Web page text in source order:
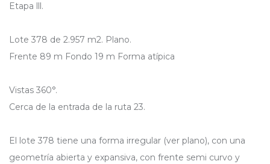
Etapa lll.
Lote 378 de 2.957 m2. Plano.
Frente 89 m Fondo 19 m Forma atípica
Vistas 360°.
Cerca de la entrada de la ruta 23.
El lote 378 tiene una forma irregular (ver plano), con una
geometría abierta y expansiva, con frente semi curvo y